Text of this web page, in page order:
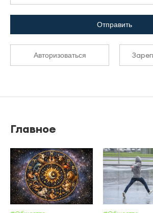
Отправить
Авторизоваться
Главное